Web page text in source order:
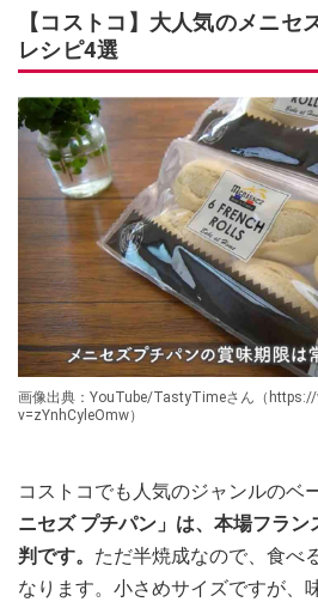
【コストコ】大人気のメニセ
レシピ4選
画像出典：YouTube/TastyTimeさん（
v=zYnhCyleOmw）
コストコでも人気のジャンルのベ
ニセズ プチパン」は、本場フラ
判です。 ただ半焼成なので、食べ
なります。小さめサイズですが、